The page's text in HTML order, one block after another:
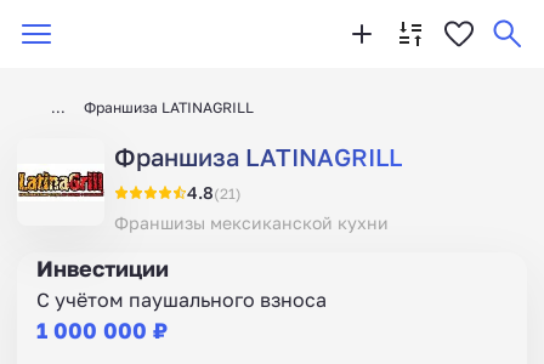
Франшиза LATINAGRILL
Франшиза LATINAGRILL
4.8(21)
Франшизы мексиканской кухни
Инвестиции
С учётом паушального взноса
1 000 000 ₽